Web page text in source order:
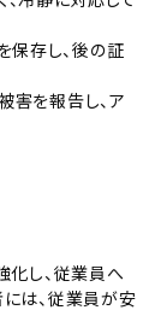
保存し、後の証
害を報告し、ア
化し、従業員へ
は、従業員が安